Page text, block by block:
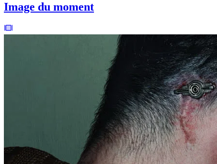
Image du moment